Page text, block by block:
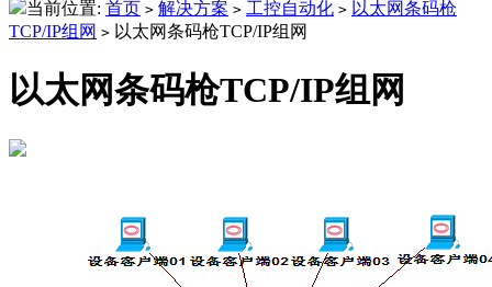
当前位置: 首页 > 解决方案 > 工控自动化 > 以太网条码枪
TCP/IP组网 > 以太网条码枪TCP/IP组网
以太网条码枪TCP/IP组网